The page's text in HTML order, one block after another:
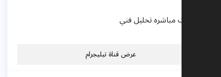
توصيات مباشره تحليل فني
عرض قناة تيليجرام